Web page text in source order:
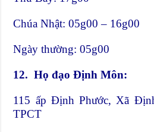
Chúa Nhật: 05g00 –
Ngày thường: 05g00
12. Họ đạo Định Môn:
115 ấp Định Phước, Xã
TPCT